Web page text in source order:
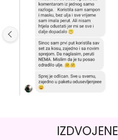
IZDVOJENE